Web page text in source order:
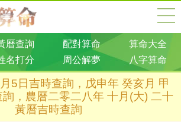
曆查詢 配對算命
算命大全
名打分 周公解夢 八字算命
5日吉時查詢，戊申年 癸亥月 甲
，農曆二零二八年 十月(大) 二十
黃曆吉時查詢